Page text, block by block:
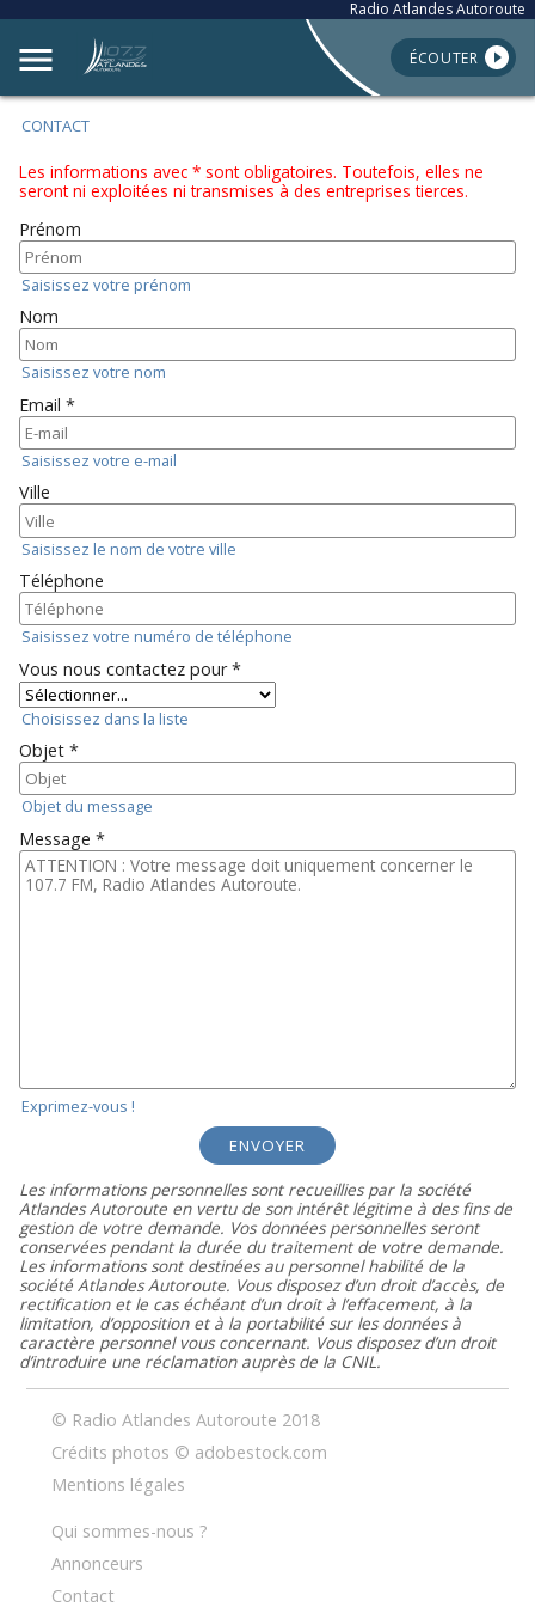
ÉCOUTER
Radio Atlandes Autoroute
CONTACT
Les informations avec * sont obligatoires. Toutefois, elles ne
seront ni exploitées ni transmises à des entreprises tierces.
Prénom
Saisissez votre prénom
Nom
Saisissez votre nom
Email *
Saisissez votre e-mail
Ville
Saisissez le nom de votre ville
Téléphone
Saisissez votre numéro de téléphone
Vous nous contactez pour *
Choisissez dans la liste
Objet *
Objet du message
Message *
Exprimez-vous !
ENVOYER
Les informations personnelles sont recueillies par la société
Atlandes Autoroute en vertu de son intérêt légitime à des fins de
gestion de votre demande. Vos données personnelles seront
conservées pendant la durée du traitement de votre demande.
Les informations sont destinées au personnel habilité de la
société Atlandes Autoroute. Vous disposez d’un droit d’accès, de
rectification et le cas échéant d’un droit à l’effacement, à la
limitation, d’opposition et à la portabilité sur les données à
caractère personnel vous concernant. Vous disposez d’un droit
d’introduire une réclamation auprès de la CNIL.
© Radio Atlandes Autoroute 2018
Crédits photos © adobestock.com
Mentions légales
Qui sommes-nous ?
Annonceurs
Contact